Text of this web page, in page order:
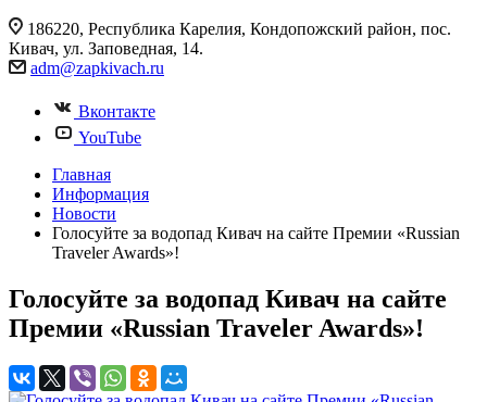
186220, Республика Карелия, Кондопожский район, пос.
Кивач, ул. Заповедная, 14.
adm@zapkivach.ru
Вконтакте
YouTube
Главная
Информация
Новости
Голосуйте за водопад Кивач на сайте Премии «Russian
Traveler Awards»!
Голосуйте за водопад Кивач на сайте
Премии «Russian Traveler Awards»!